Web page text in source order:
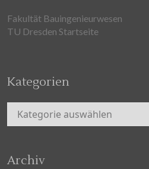
Fakultät Bauingenieurwesen
TU Dresden Startseite
Kategorien
Kategorien
Archiv